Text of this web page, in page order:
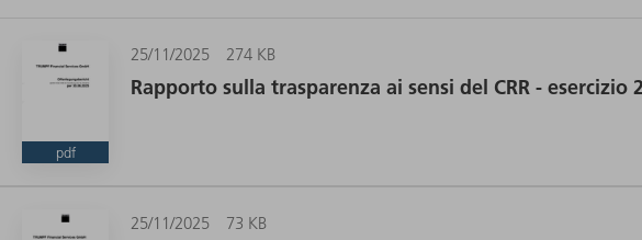
pdf
25/11/2025 274 KB
Rapporto sulla trasparenza ai sensi del CRR - esercizio
25/11/2025 73 KB